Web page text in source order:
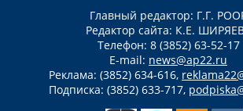
Главный редактор: Г.Г.
Редактор сайта: К.Е.
Телефон: 8 (3852) 63-52-17
E-mail: news@ap22.ru
Реклама: (3852) 634-616,
Подписка: (3852) 633-717,